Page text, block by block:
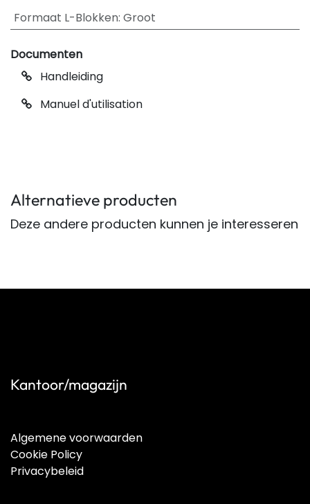
Formaat L-Blokken: Groot
Documenten
Handleiding
Manuel d'utilisation
Alternatieve producten
Deze andere producten kunnen je interesseren
Kantoor/magazijn
Algemene voorwaarden
Cookie Policy
Privacybeleid